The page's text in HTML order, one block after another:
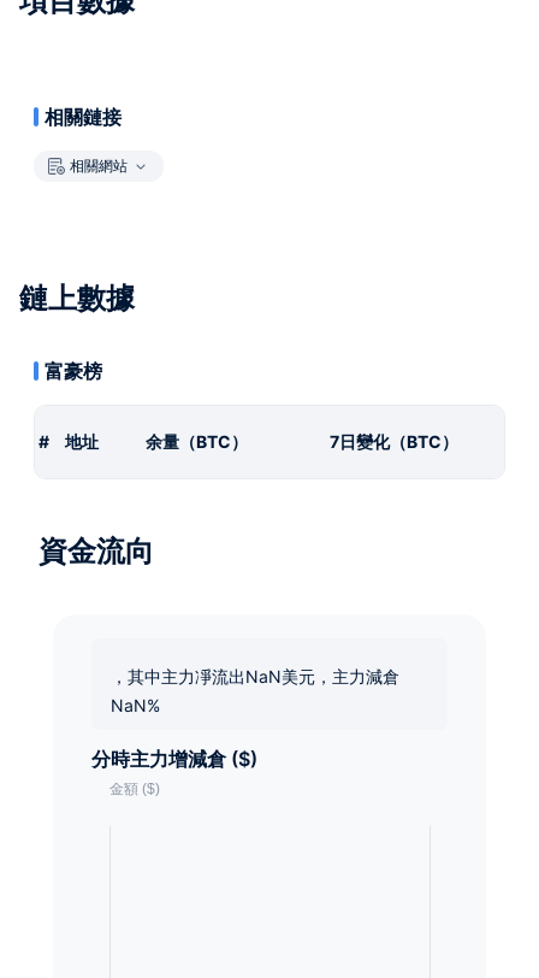
相關鏈接
相關網站
鏈上數據
富豪榜
# 地址 余量（BTC） 7日變化（BTC）
資金流向
，其中主力凈流出NaN美元，主力減倉
NaN%
分時主力增減倉 ($)